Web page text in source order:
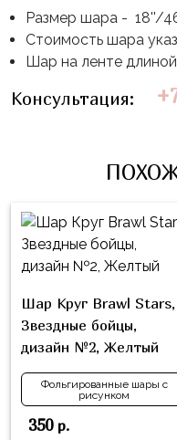
Размер шара - 18''/
Стоимость шара
Шар на ленте длиной
Консультация:
Шар Круг Brawl Stars,
Звездные бойцы,
дизайн №2, Желтый
Фольгированные шары с
рисунком
350р.
рисунком
Фольгированные
сердца/
звёзды
81
см
Фольга
91
см
Фольгированные
шары
с
рисунком
День
Рождения
День
Сентября
Хэллоуин
Свадьба
Мальчик
или
Девочка
Миньоны
Пикачу
Леди
ми-
мишки
Лёва
Свинка
Смешарики/
Малышарики
+7(910)888-
48-
60
Бор,
ул.
М.Горького,
62/2